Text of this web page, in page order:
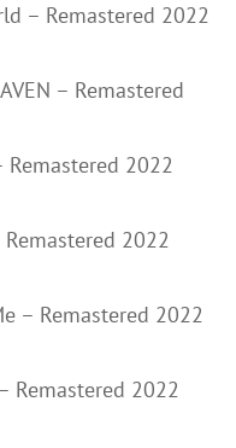
– Remastered 2022
– Remastered
Remastered 2022
Remastered 2022
– Remastered 2022
Remastered 2022